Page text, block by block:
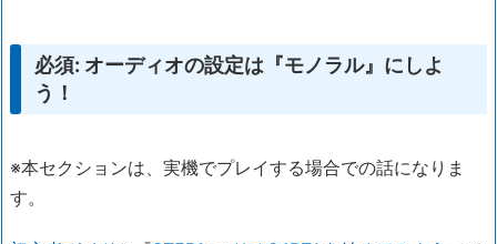
必須: オーディオの設定は『モノラル』にしよ
う！
※本セクションは、実機でプレイする場合での話になりま
す。